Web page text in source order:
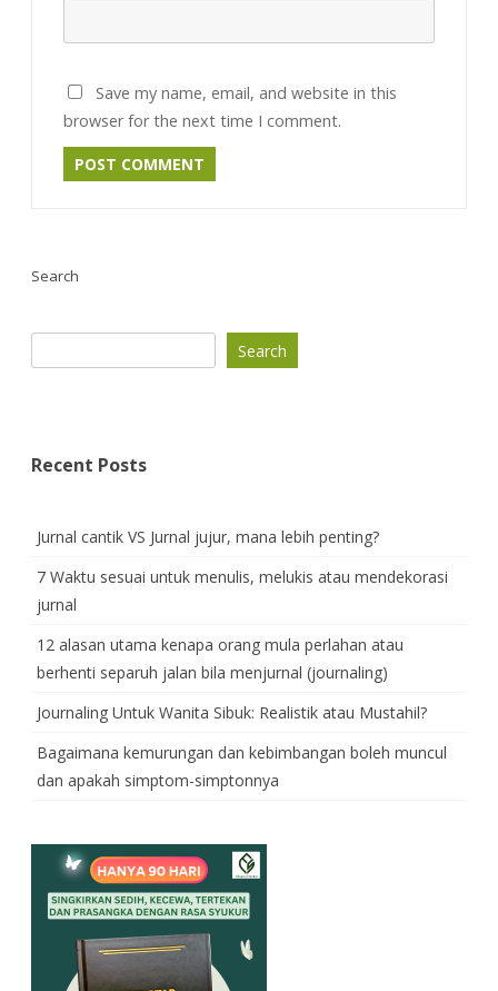
Save my name, email, and website in this
browser for the next time I comment.
Search
Search
Recent Posts
Jurnal cantik VS Jurnal jujur, mana lebih penting?
7 Waktu sesuai untuk menulis, melukis atau mendekorasi
jurnal
12 alasan utama kenapa orang mula perlahan atau
berhenti separuh jalan bila menjurnal (journaling)
Journaling Untuk Wanita Sibuk: Realistik atau Mustahil?
Bagaimana kemurungan dan kebimbangan boleh muncul
dan apakah simptom-simptonnya